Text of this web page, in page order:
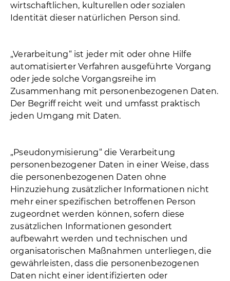
wirtschaftlichen, kulturellen oder sozialen
Identität dieser natürlichen Person sind.
„Verarbeitung“ ist jeder mit oder ohne Hilfe
automatisierter Verfahren ausgeführte Vorgang
oder jede solche Vorgangsreihe im
Zusammenhang mit personenbezogenen Daten.
Der Begriff reicht weit und umfasst praktisch
jeden Umgang mit Daten.
„Pseudonymisierung“ die Verarbeitung
personenbezogener Daten in einer Weise, dass
die personenbezogenen Daten ohne
Hinzuziehung zusätzlicher Informationen nicht
mehr einer spezifischen betroffenen Person
zugeordnet werden können, sofern diese
zusätzlichen Informationen gesondert
aufbewahrt werden und technischen und
organisatorischen Maßnahmen unterliegen, die
gewährleisten, dass die personenbezogenen
Daten nicht einer identifizierten oder